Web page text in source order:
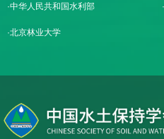
中华人民共和国水利部
北京林业大学